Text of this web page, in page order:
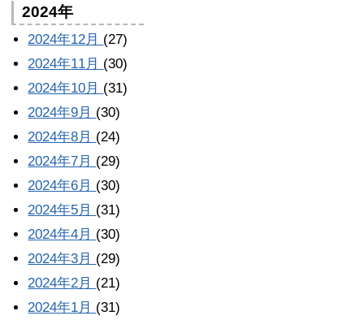
2024年
2024年12月 (27)
2024年11月 (30)
2024年10月 (31)
2024年9月 (30)
2024年8月 (24)
2024年7月 (29)
2024年6月 (30)
2024年5月 (31)
2024年4月 (30)
2024年3月 (29)
2024年2月 (21)
2024年1月 (31)